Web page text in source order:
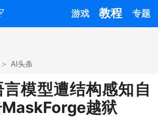
游戏 教程 专题
AI头条
模型遭结构感知自
越狱